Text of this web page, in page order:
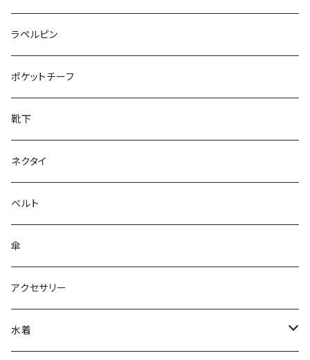
50/XL～
27cm～
28cm～
ラペルピン
ポケットチーフ
靴下
ネクタイ
ベルト
傘
アクセサリー
水着